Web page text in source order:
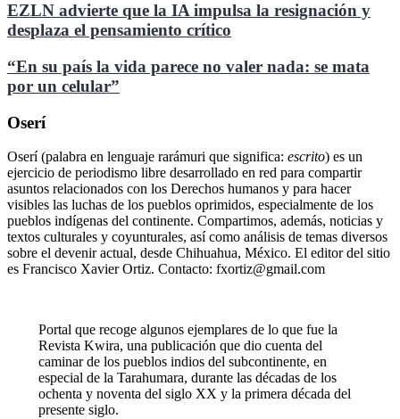
EZLN advierte que la IA impulsa la resignación y
desplaza el pensamiento crítico
“En su país la vida parece no valer nada: se mata
por un celular”
Oserí
Oserí (palabra en lenguaje rarámuri que significa: escrito) es un
ejercicio de periodismo libre desarrollado en red para compartir
asuntos relacionados con los Derechos humanos y para hacer
visibles las luchas de los pueblos oprimidos, especialmente de los
pueblos indígenas del continente. Compartimos, además, noticias y
textos culturales y coyunturales, así como análisis de temas diversos
sobre el devenir actual, desde Chihuahua, México. El editor del sitio
es Francisco Xavier Ortiz. Contacto: fxortiz@gmail.com
Portal que recoge algunos ejemplares de lo que fue la
Revista Kwira, una publicación que dio cuenta del
caminar de los pueblos indios del subcontinente, en
especial de la Tarahumara, durante las décadas de los
ochenta y noventa del siglo XX y la primera década del
presente siglo.